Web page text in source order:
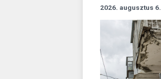
2026. augusztus 6.